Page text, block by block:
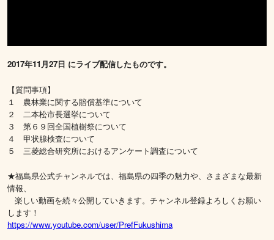
2017年11月27日 にライブ配信したものです。
【質問事項】
１ 農林業に関する賠償基準について
２ 二本松市長選挙について
３ 第６９回全国植樹祭について
４ 甲状腺検査について
５ 三菱総合研究所におけるアンケート調査について
★福島県公式チャンネルでは、福島県の四季の魅力や、さまざまな最新
情報、
楽しい動画を続々公開していきます。チャンネル登録よろしくお願い
します！
https://www.youtube.com/user/PrefFukushima